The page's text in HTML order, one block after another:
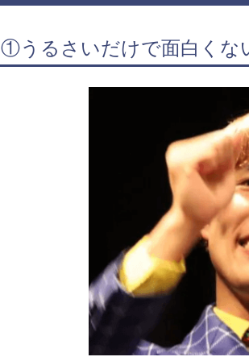
①うるさいだけで面白くな